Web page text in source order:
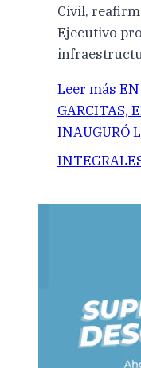
Civil,
Ejecutivo
Leer más
GARCITAS,
INAUGURÓ